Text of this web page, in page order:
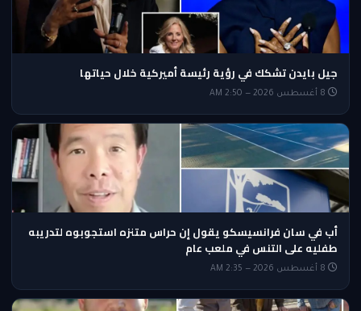
جيل بايدن تشكك في رؤية رئيسة أميركية خلال حياتها
أب في سان فرانسيسكو يقول إن حراس متنزه استجوبوه لتدريبه
طفليه على التنس في ملعب عام